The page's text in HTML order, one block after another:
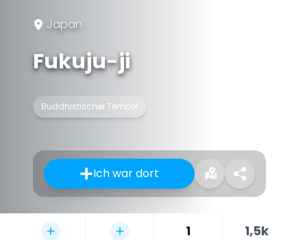
Japan
Fukuju-ji
Buddhistischer Tempel
Ich war dort
1 1,5k